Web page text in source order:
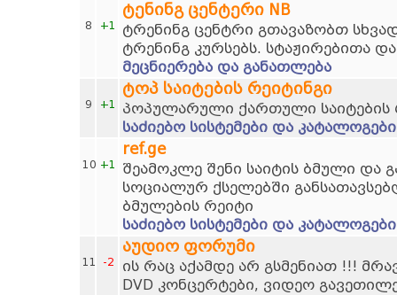
8 +1
ტენინგ ცენტერი NB
ტრენინგ ცენტრი გთავაზობთ
ტრენინგ კურსებს. სტაჟირებითა
მეცნიერება და განათლება
9 +1
ტოპ საიტების რეიტინგი
პოპულარული ქართული საიტების
საძიებო სისტემები და კატალოგები
10 +1
ref.ge
შეამოკლე შენი საიტის ბმული და
სოციალურ ქსელებში
ბმულების რეიტი
საძიებო სისტემები და კატალოგები
11 -2
აუდიო ფორუმი
ის რაც აქამდე არ გსმენიათ !!!
DVD კონცერტები, ვიდეო